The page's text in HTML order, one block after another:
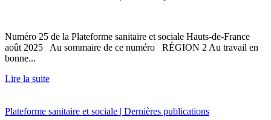
Numéro 25 de la Plateforme sanitaire et sociale Hauts-de-France
août 2025 Au sommaire de ce numéro RÉGION 2 Au travail en
bonne...
Lire la suite
Plateforme sanitaire et sociale | Dernières publications